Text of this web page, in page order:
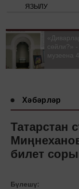
ЯЗЫЛУ
сөйли?» -
музеена
Хәбәрләр
Татарстан
билет
Бүлешү: